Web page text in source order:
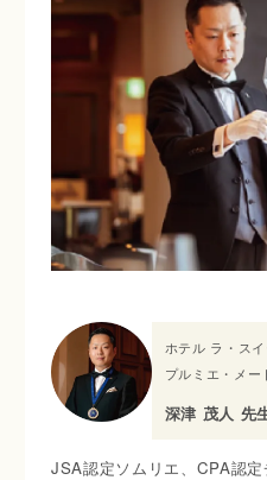
ホテル ラ・ス
プルミエ・メー
深津 茂人 先
JSA認定ソムリエ、CPA認定